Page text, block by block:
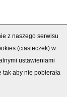
z naszego serwisu
(ciasteczek) w
ustawieniami
aby nie pobierała